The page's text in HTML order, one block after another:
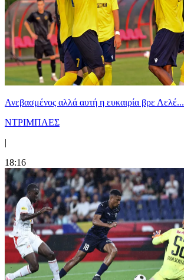
Ανεβασμένος αλλά αυτή η ευκαιρία βρε Λελέ...
ΝΤΡΙΜΠΛΕΣ
|
18:16